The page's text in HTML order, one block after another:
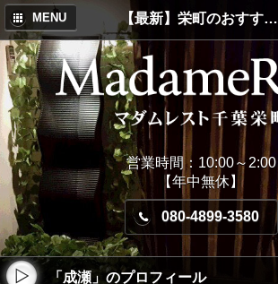
【最新】栄町のおすすめメンズエステ！MadameRest(マダムレスト)
MENU
営業時間：10:00～2:00
【年中無休】
080-4899-3580
「成瀬」のプロフィール